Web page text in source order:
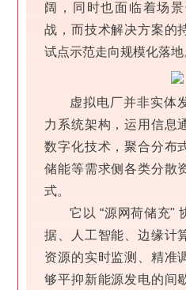
阔，同时也面临着场
战，而技术解决方案的
试点示范走向规模化落地
虚拟电厂并非实体
力系统架构，运用信息
数字化技术，聚合分布
储能等需求侧各类分散
式。
它以 “源网荷储充"
据、人工智能、边缘计
资源的实时监测、精准
够平抑新能源发电的间